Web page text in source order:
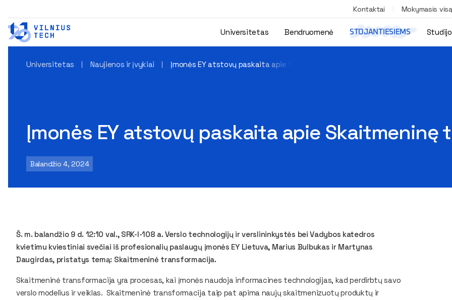
Kontaktai Mokymasis
Universitetas Bendruomenė STOJANTIESIEMS
Universitetas Naujienos ir įvykiai Įmonės EY atstovų paskaita apie Skaitmeninę transformaciją
Įmonės EY atstovų paskaita apie Skaitmeninę
Balandžio 4, 2024
Š. m. balandžio 9 d. 12:10 val., SRK-I-108 a. Verslo technologijų ir verslininkystės bei Vadybos katedros
kvietimu kviestiniai svečiai iš profesionalių paslaugų įmonės EY Lietuva, Marius Bulbukas ir Martynas
Daugirdas, pristatys temą: Skaitmeninė transformacija.
Skaitmeninė transformacija yra procesas, kai įmonės naudoja informacines technologijas, kad perdirbtų savo
verslo modelius ir veiklas. Skaitmeninė transformacija taip pat apima naujų skaitmenizuotų produktų ir